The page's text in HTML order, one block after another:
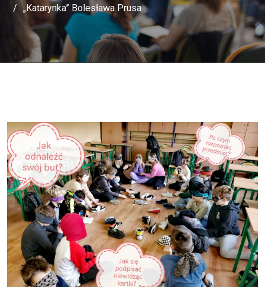
„Katarynka” Bolesława Prusa